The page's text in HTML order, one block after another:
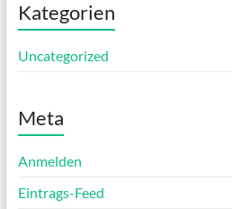
Kategorien
Uncategorized
Meta
Anmelden
Eintrags-Feed